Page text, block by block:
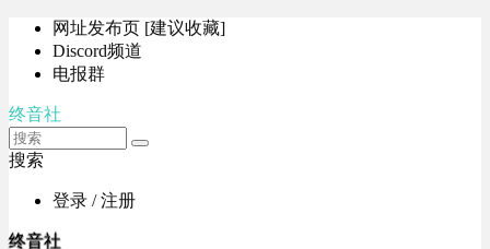
网址发布页 [建议收藏]
Discord频道
电报群
终音社
搜索
登录 / 注册
终音社